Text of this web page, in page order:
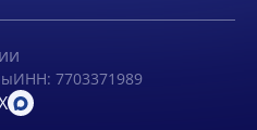
ИНН: 7703371989